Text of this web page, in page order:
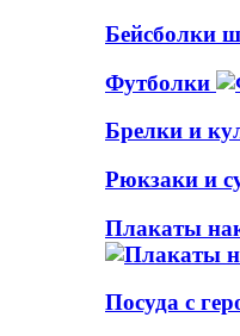
Бейсболки
Футболки
Брелки и
Рюкзаки и
Плакаты
Посуда с